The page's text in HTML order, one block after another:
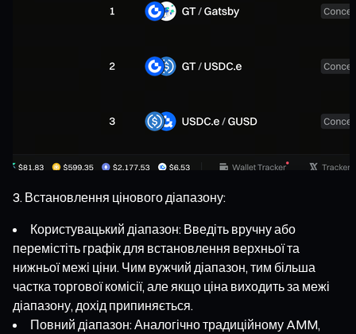
Встановлення цінового діапазону:
Користувацький діапазон: Введіть вручну або
перемістіть графік для встановлення верхньої та
нижньої межі ціни. Чим вужчий діапазон, тим більша
частка торгової комісії, але якщо ціна виходить за межі
діапазону, дохід припиняється.
Повний діапазон: Аналогічно традиційному AMM,